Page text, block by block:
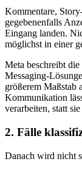
Kommentare,
gegebenenfalls
Eingang landen.
möglichst in einer
Meta beschreibt die
Messaging-
größerem Maßstab
Kommunikation
verarbeiten, statt
2. Fälle
Danach wird nicht